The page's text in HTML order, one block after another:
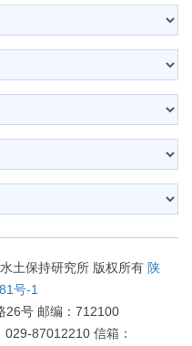
土保持研究所 版权所有 陕
号-1
26号 邮编：712100
87012210 信箱：